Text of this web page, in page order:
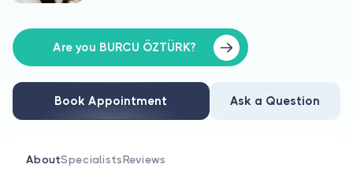
For Doctors
Are you a doctor?
Are you BURCU ÖZTÜRK?
Book Appointment Ask a Question
AboutSpecialistsReviews